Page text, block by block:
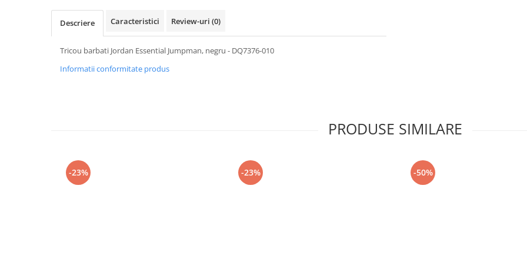
Descriere Caracteristici Review-uri (0)
Tricou barbati Jordan Essential Jumpman, negru - DQ7376-010
Informatii conformitate produs
PRODUSE SIMILARE
-23% -23% -50%